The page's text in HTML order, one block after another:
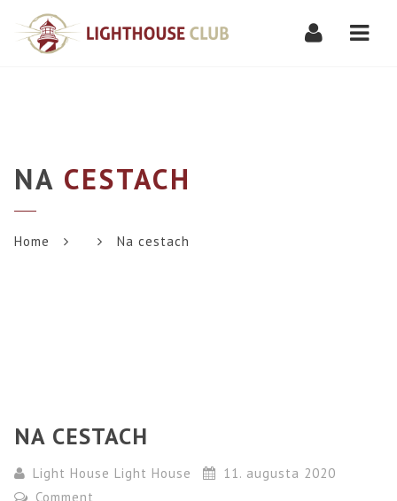
NA CESTACH
Home Na cestach
NA CESTACH
Light House Light House
11. augusta 2020
Comment